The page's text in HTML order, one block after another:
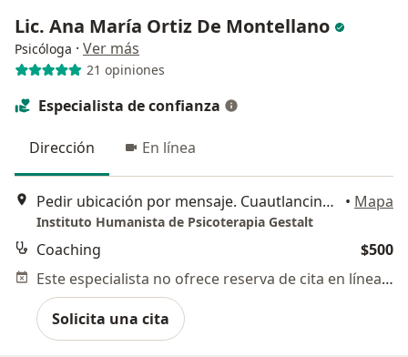
Lic. Ana María Ortiz De Montellano
Psicóloga · Ver más
21 opiniones
Especialista de confianza
Dirección En línea
Pedir ubicación por mensaje. Cuautlancingo, Cuautlancingo • Mapa
Instituto Humanista de Psicoterapia Gestalt
Coaching
$500
Este especialista no ofrece reserva de cita en línea en esta dirección.
Solicita una cita